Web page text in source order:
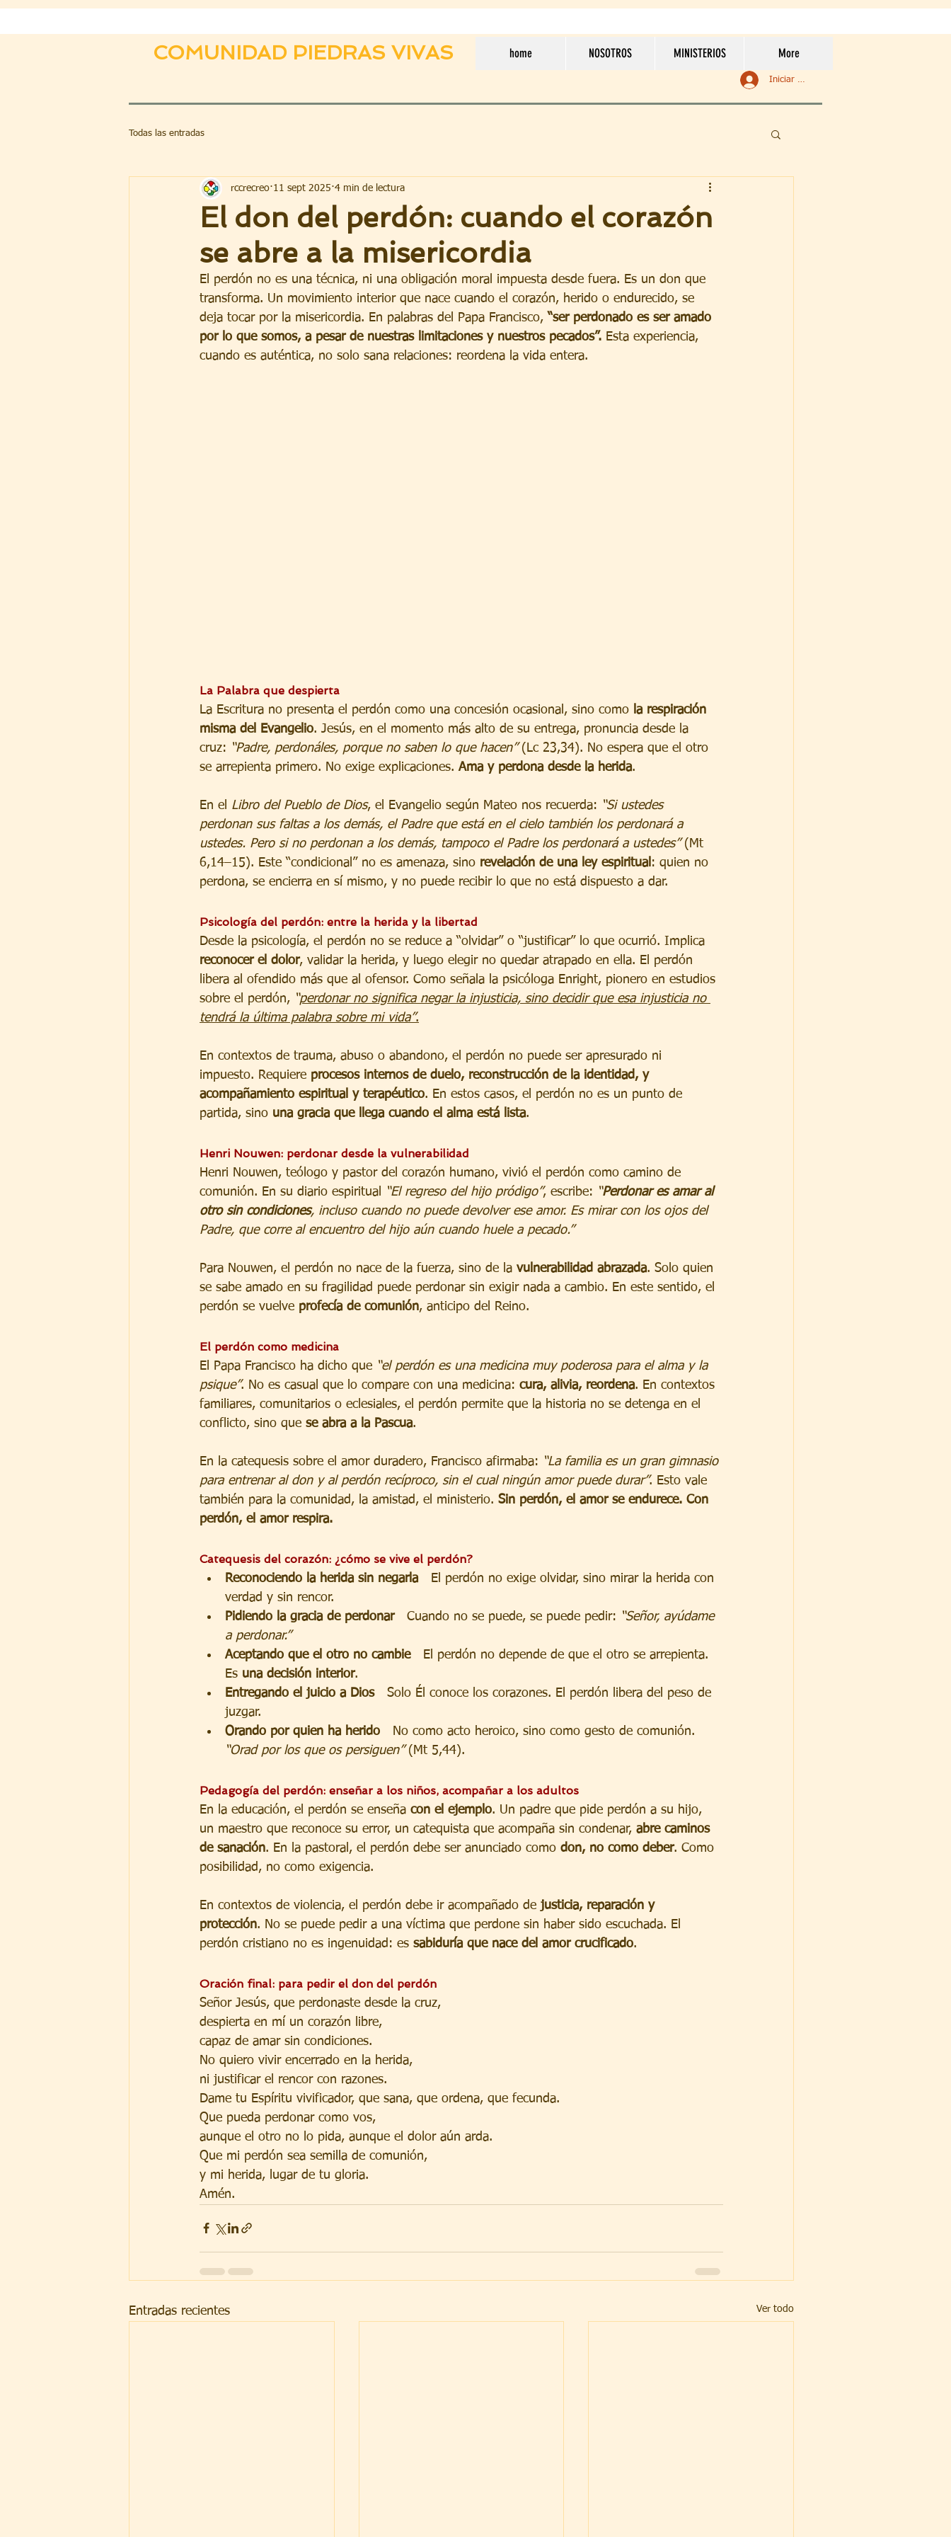
COMUNIDAD PIEDRAS VIVAS home NOSOTROS MINISTERIOS More
Iniciar sesión
Todas las entradas
El don del perdón: cuando el corazón
se abre a la misericordia
rccrecreo 11 sept 2025 4 min de lectura
El perdón no es una técnica, ni una obligación moral impuesta desde fuera. Es un don que
transforma. Un movimiento interior que nace cuando el corazón, herido o endurecido, se
deja tocar por la misericordia. En palabras del Papa Francisco, “ser perdonado es ser amado
por lo que somos, a pesar de nuestras limitaciones y nuestros pecados”. Esta experiencia,
cuando es auténtica, no solo sana relaciones: reordena la vida entera.
La Palabra que despierta
La Escritura no presenta el perdón como una concesión ocasional, sino como la respiración
misma del Evangelio. Jesús, en el momento más alto de su entrega, pronuncia desde la
cruz: “Padre, perdonáles, porque no saben lo que hacen” (Lc 23,34). No espera que el otro
se arrepienta primero. No exige explicaciones. Ama y perdona desde la herida.
En el Libro del Pueblo de Dios, el Evangelio según Mateo nos recuerda: “Si ustedes
perdonan sus faltas a los demás, el Padre que está en el cielo también los perdonará a
ustedes. Pero si no perdonan a los demás, tampoco el Padre los perdonará a ustedes” (Mt
6,14–15). Este “condicional” no es amenaza, sino revelación de una ley espiritual : quien no
perdona, se encierra en sí mismo, y no puede recibir lo que no está dispuesto a dar.
Psicología del perdón: entre la herida y la libertad
Desde la psicología, el perdón no se reduce a “olvidar” o “justificar” lo que ocurrió. Implica
reconocer el dolor, validar la herida, y luego elegir no quedar atrapado en ella. El perdón
libera al ofendido más que al ofensor. Como señala la psicóloga Enright, pionero en estudios
sobre el perdón, “perdonar no significa negar la injusticia, sino decidir que esa injusticia no
tendrá la última palabra sobre mi vida”.
En contextos de trauma, abuso o abandono, el perdón no puede ser apresurado ni
impuesto. Requiere procesos internos de duelo, reconstrucción de la identidad, y
acompañamiento espiritual y terapéutico. En estos casos, el perdón no es un punto de
partida, sino una gracia que llega cuando el alma está lista.
Henri Nouwen: perdonar desde la vulnerabilidad
Henri Nouwen, teólogo y pastor del corazón humano, vivió el perdón como camino de
comunión. En su diario espiritual
“El regreso del hijo pródigo”, escribe: “Perdonar es amar al
otro sin condiciones, incluso cuando no puede devolver ese amor. Es mirar con los ojos del
Padre, que corre al encuentro del hijo aún cuando huele a pecado.”
Para Nouwen, el perdón no nace de la fuerza, sino de la vulnerabilidad abrazada. Solo quien
se sabe amado en su fragilidad puede perdonar sin exigir nada a cambio. En este sentido, el
perdón se vuelve profecía de comunión, anticipo del Reino.
El perdón como medicina
El Papa Francisco ha dicho que “el perdón es una medicina muy poderosa para el alma y la
psique”. No es casual que lo compare con una medicina: cura, alivia, reordena. En contextos
familiares, comunitarios o eclesiales, el perdón permite que la historia no se detenga en el
conflicto, sino que se abra a la Pascua.
En la catequesis sobre el amor duradero, Francisco afirmaba: “La familia es un gran gimnasio
para entrenar al don y al perdón recíproco, sin el cual ningún amor puede durar”. Esto vale
también para la comunidad, la amistad, el ministerio. Sin perdón, el amor se endurece. Con
perdón, el amor respira.
Catequesis del corazón: ¿cómo se vive el perdón?
Reconociendo la herida sin negarla El perdón no exige olvidar, sino mirar la herida con
verdad y sin rencor.
Pidiendo la gracia de perdonar Cuando no se puede, se puede pedir: “Señor, ayúdame
a perdonar.”
Aceptando que el otro no cambie El perdón no depende de que el otro se arrepienta.
Es una decisión interior.
Entregando el juicio a Dios Solo Él conoce los corazones. El perdón libera del peso de
juzgar.
Orando por quien ha herido No como acto heroico, sino como gesto de comunión.
“Orad por los que os persiguen” (Mt 5,44).
Pedagogía del perdón: enseñar a los niños, acompañar a los adultos
En la educación, el perdón se enseña con el ejemplo. Un padre que pide perdón a su hijo,
un maestro que reconoce su error, un catequista que acompaña sin condenar, abre caminos
de sanación. En la pastoral, el perdón debe ser anunciado como don, no como deber. Como
posibilidad, no como exigencia.
En contextos de violencia, el perdón debe ir acompañado de justicia, reparación y
protección. No se puede pedir a una víctima que perdone sin haber sido escuchada. El
perdón cristiano no es ingenuidad: es sabiduría que nace del amor crucificado.
Oración final: para pedir el don del perdón
Señor Jesús, que perdonaste desde la cruz,
despierta en mí un corazón libre,
capaz de amar sin condiciones.
No quiero vivir encerrado en la herida,
ni justificar el rencor con razones.
Dame tu Espíritu vivificador, que sana, que ordena, que fecunda.
Que pueda perdonar como vos,
aunque el otro no lo pida, aunque el dolor aún arda.
Que mi perdón sea semilla de comunión,
y mi herida, lugar de tu gloria.
Amén.
Entradas recientes Ver todo